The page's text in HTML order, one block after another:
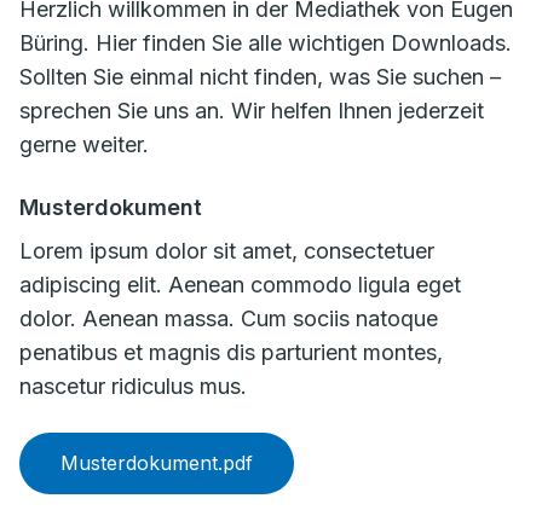
Herzlich willkommen in der Mediathek von Eugen
Büring. Hier finden Sie alle wichtigen Downloads.
Sollten Sie einmal nicht finden, was Sie suchen –
sprechen Sie uns an. Wir helfen Ihnen jederzeit
gerne weiter.
Musterdokument
Lorem ipsum dolor sit amet, consectetuer
adipiscing elit. Aenean commodo ligula eget
dolor. Aenean massa. Cum sociis natoque
penatibus et magnis dis parturient montes,
nascetur ridiculus mus.
Musterdokument.pdf